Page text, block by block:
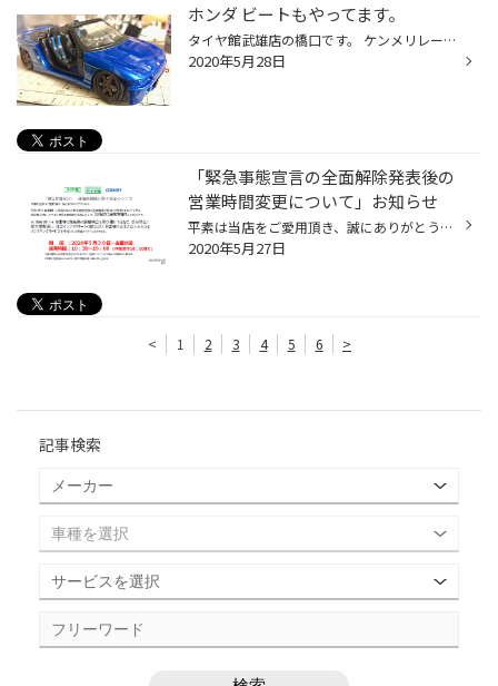
ホンダ ビートもやってます。
タイヤ館武雄店の橋口です。 ケンメリレーシングに引き続き 大村店からの頂き物 ホンダ ビートの製作もやってます。 ってもうほとんど完成に 近づいています❗️ ボディカラーはメタリックブルー 皆さんお気づきかと思いますが ドアが付いてません 今回初めての試みで ガルウィング仕様を作ってみよ...
2020年5月28日
「緊急事態宣言の全面解除発表後の
営業時間変更について」お知らせ
平素は当店をご愛用頂き、誠にありがとうございます。 5月25日に首都圏・北海道を含めた緊急事態宣言の全面解除が政府より発表されたことを受け、 感染拡大防止に向けた対策を継続的に実施した上で、段階的に通常営業をしてまいります。 尚、営業に際しては、お客様と従業員の接触機会を最小限にす...
2020年5月27日
< 1 2 3 4 5 6 >
記事検索